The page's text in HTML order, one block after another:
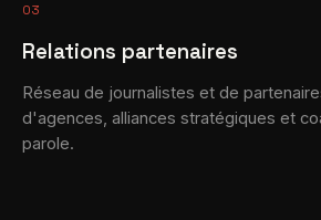
03
Relations partenaires
Réseau de journalistes et de
d'agences, alliances stratégiques et
parole.